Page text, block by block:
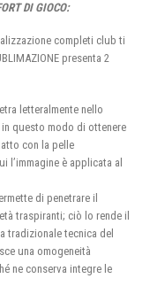
DI GIOCO:
completi club ti
presenta 2
letteralmente nello
questo modo di ottenere
con la pelle
l’immagine è applicata al
di penetrare il
traspiranti; ciò lo rende il
tradizionale tecnica del
una omogeneità
ne conserva integre le